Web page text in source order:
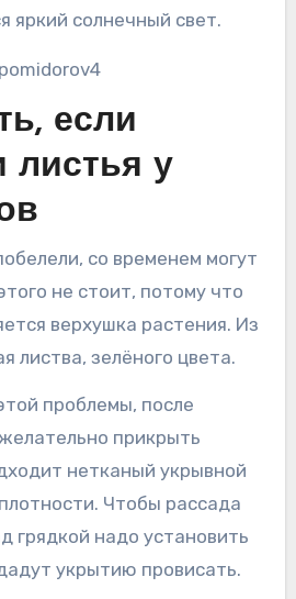
яркий солнечный свет.
если
листья у
со временем могут
не стоит, потому что
верхушка растения. Из
листва, зелёного цвета.
проблемы, после
прикрыть
нетканый укрывной
Чтобы рассада
грядкой надо установить
укрытию провисать.